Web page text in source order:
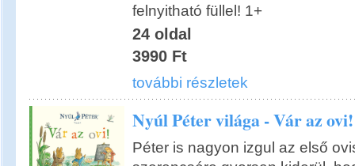
felnyitható füllel! 1+
24 oldal
3990 Ft
további részletek
Nyúl Péter világa - Vár az ovi!
Péter is nagyon izgul az első